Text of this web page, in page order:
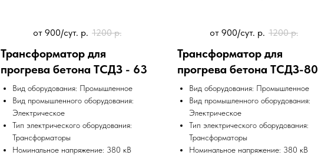
от 900/сут. р. 1200 р.
Трансформатор для
прогрева бетона ТСДЗ - 63
Вид оборудования: Промышленное
Вид промышленного оборудования:
Электрическое
Тип электрического оборудования:
Трансформаторы
Номинальное напряжение: 380 кВ
от 900/сут. р. 1200 р.
Трансформатор для
прогрева бетона ТСДЗ-80
Вид оборудования: Промышленное
Вид промышленного оборудования:
Электрическое
Тип электрического оборудования:
Трансформаторы
Номинальное напряжение: 380 кВ